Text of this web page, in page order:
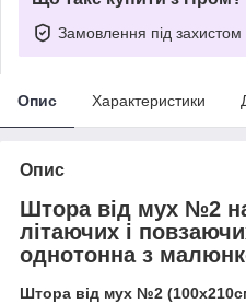
Замовлення під захистом
Опис Характеристики
Опис
Штора від мух №2 на
літаючих і
однотонна з
Штора від мух №2